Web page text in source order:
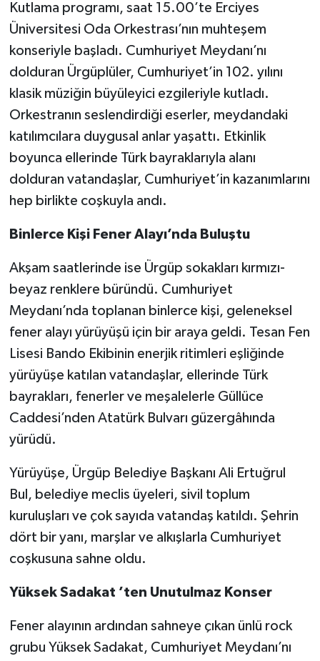
Kutlama programı, saat 15.00’te Erciyes
Üniversitesi Oda Orkestrası’nın muhteşem
konseriyle başladı. Cumhuriyet Meydanı’nı
dolduran Ürgüplüler, Cumhuriyet’in 102. yılını
klasik müziğin büyüleyici ezgileriyle kutladı.
Orkestranın seslendirdiği eserler, meydandaki
katılımcılara duygusal anlar yaşattı. Etkinlik
boyunca ellerinde Türk bayraklarıyla alanı
dolduran vatandaşlar, Cumhuriyet’in kazanımlarını
hep birlikte coşkuyla andı.
Binlerce Kişi Fener Alayı’nda Buluştu
Akşam saatlerinde ise Ürgüp sokakları kırmızı-
beyaz renklere büründü. Cumhuriyet
Meydanı’nda toplanan binlerce kişi, geleneksel
fener alayı yürüyüşü için bir araya geldi. Tesan Fen
Lisesi Bando Ekibinin enerjik ritimleri eşliğinde
yürüyüşe katılan vatandaşlar, ellerinde Türk
bayrakları, fenerler ve meşalelerle Güllüce
Caddesi’nden Atatürk Bulvarı güzergâhında
yürüdü.
Yürüyüşe, Ürgüp Belediye Başkanı Ali Ertuğrul
Bul, belediye meclis üyeleri, sivil toplum
kuruluşları ve çok sayıda vatandaş katıldı. Şehrin
dört bir yanı, marşlar ve alkışlarla Cumhuriyet
coşkusuna sahne oldu.
Yüksek Sadakat ’ten Unutulmaz Konser
Fener alayının ardından sahneye çıkan ünlü rock
grubu Yüksek Sadakat, Cumhuriyet Meydanı’nı